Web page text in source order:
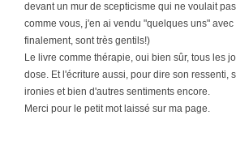
devant un mur de scepticisme qui ne voulait
comme vous, j'en ai vendu "quelques uns"
finalement, sont très gentils!)
Le livre comme thérapie, oui bien sûr, tous les
dose. Et l'écriture aussi, pour dire son ressenti,
ironies et bien d'autres sentiments encore.
Merci pour le petit mot laissé sur ma page.